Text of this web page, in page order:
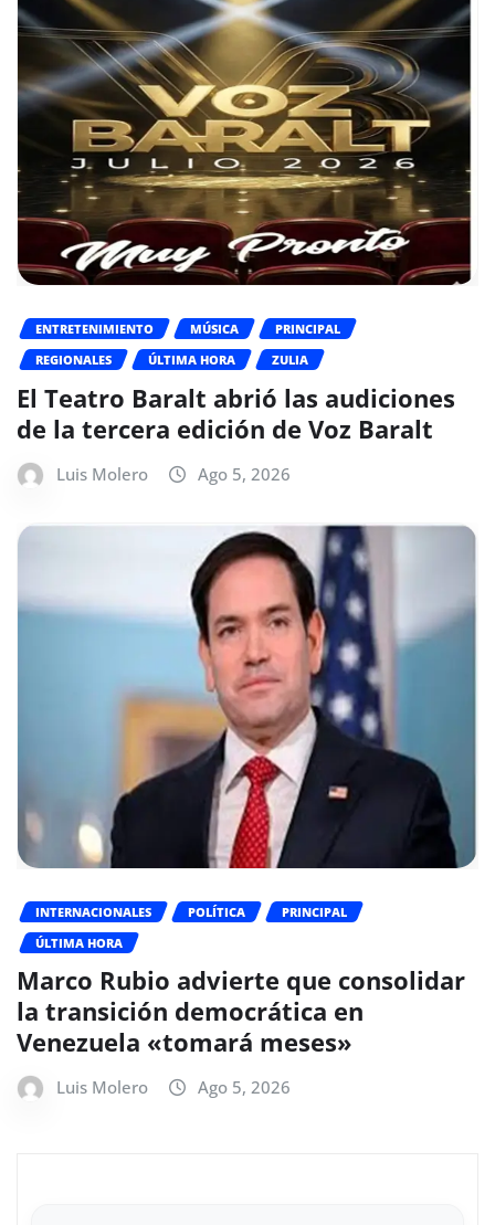
ENTRETENIMIENTO MÚSICA
PRINCIPAL
REGIONALES
ÚLTIMA HORA ZULIA
El Teatro Baralt abrió las audiciones
de la tercera edición de Voz Baralt
Luis Molero Ago 5, 2026
INTERNACIONALES POLÍTICA
PRINCIPAL
ÚLTIMA HORA
Marco Rubio advierte que consolidar
la transición democrática en
Venezuela «tomará meses»
Luis Molero Ago 5, 2026